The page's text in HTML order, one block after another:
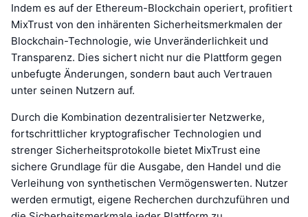
Indem es auf der Ethereum-Blockchain operiert, profitiert
MixTrust von den inhärenten Sicherheitsmerkmalen der
Blockchain-Technologie, wie Unveränderlichkeit und
Transparenz. Dies sichert nicht nur die Plattform gegen
unbefugte Änderungen, sondern baut auch Vertrauen
unter seinen Nutzern auf.
Durch die Kombination dezentralisierter Netzwerke,
fortschrittlicher kryptografischer Technologien und
strenger Sicherheitsprotokolle bietet MixTrust eine
sichere Grundlage für die Ausgabe, den Handel und die
Verleihung von synthetischen Vermögenswerten. Nutzer
werden ermutigt, eigene Recherchen durchzuführen und